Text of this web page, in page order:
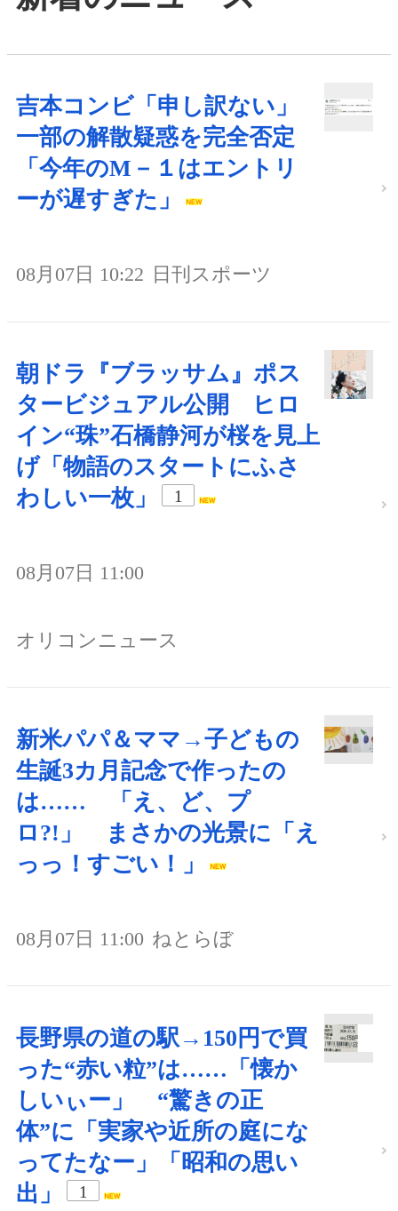
吉本コンビ「申し訳ない」
一部の解散疑惑を完全否定
「今年のM－１はエントリ
ーが遅すぎた」
08月07日 10:22 日刊スポーツ
朝ドラ『ブラッサム』ポス
タービジュアル公開 ヒロ
イン“珠”石橋静河が桜を見上
げ「物語のスタートにふさ
わしい一枚」
1
08月07日 11:00
オリコンニュース
新米パパ＆ママ→子どもの
生誕3カ月記念で作ったの
は…… 「え、ど、プ
ロ?!」 まさかの光景に「え
っっ！すごい！」
08月07日 11:00 ねとらぼ
長野県の道の駅→150円で買
った“赤い粒”は……「懐か
しいぃー」 “驚きの正
体”に「実家や近所の庭にな
ってたなー」「昭和の思い
出」
1